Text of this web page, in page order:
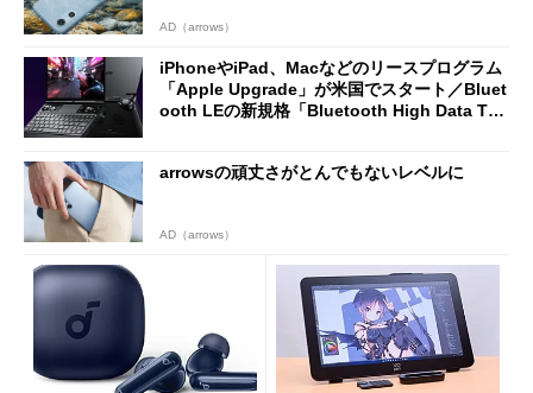
AD（arrows）
iPhoneやiPad、Macなどのリースプログラム
「Apple Upgrade」が米国でスタート／Bluet
ooth LEの新規格「Bluetooth High Data Thr
arrowsの頑丈さがとんでもないレベルに
AD（arrows）